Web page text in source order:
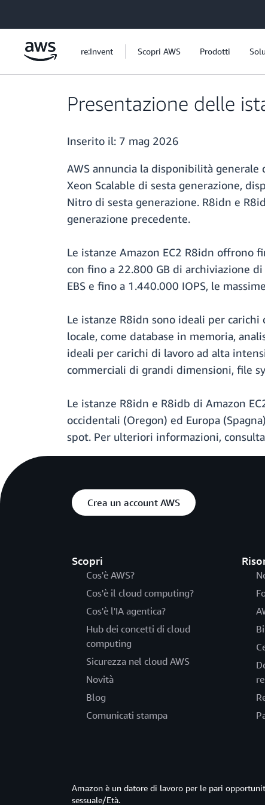
re:Invent Scopri AWS Prodotti
Presentazione delle
Inserito il: 7 mag 2026
AWS annuncia la disponibilità generale
Xeon Scalable di sesta generazione,
Nitro di sesta generazione. R8idn e
generazione precedente.
Le istanze Amazon EC2 R8idn offrono
con fino a 22.800 GB di archiviazione
EBS e fino a 1.440.000 IOPS, le
Le istanze R8idn sono ideali per
locale, come database in memoria,
ideali per carichi di lavoro ad alta
commerciali di grandi dimensioni, file
Le istanze R8idn e R8idb di Amazon
occidentali (Oregon) ed Europa
spot. Per ulteriori informazioni,
Crea un account AWS
Scopri
Cos'è AWS?
Cos'è il cloud computing?
Cos'è l'IA agentica?
Hub dei concetti di cloud
computing
Sicurezza nel cloud AWS
Novità
Blog
Comunicati stampa
Amazon è un datore di lavoro per le pari
sessuale/Età.